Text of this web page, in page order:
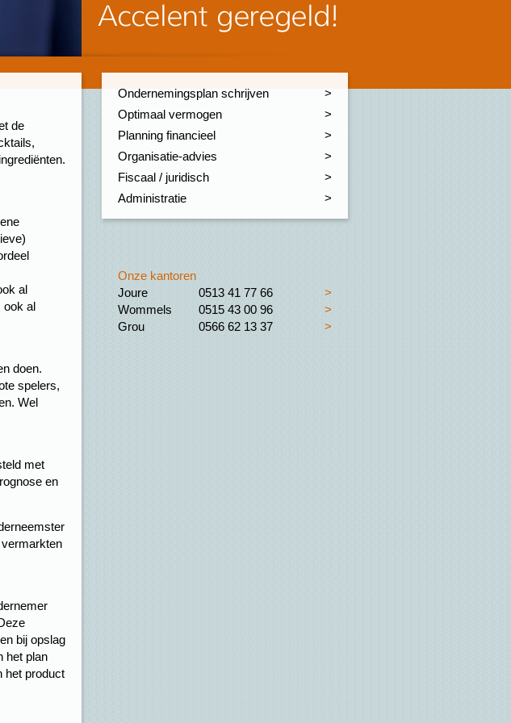
de
al
ook al
doen.
spelers,
Wel
met
en
bij opslag
het plan
het product
Ondernemingsplan schrijven
Optimaal vermogen
Planning financieel
Organisatie-advies
Fiscaal / juridisch
Administratie
Onze kantoren
Joure
0513 41 77 66
>
Wommels
0515 43 00 96
>
Grou
0566 62 13 37 >